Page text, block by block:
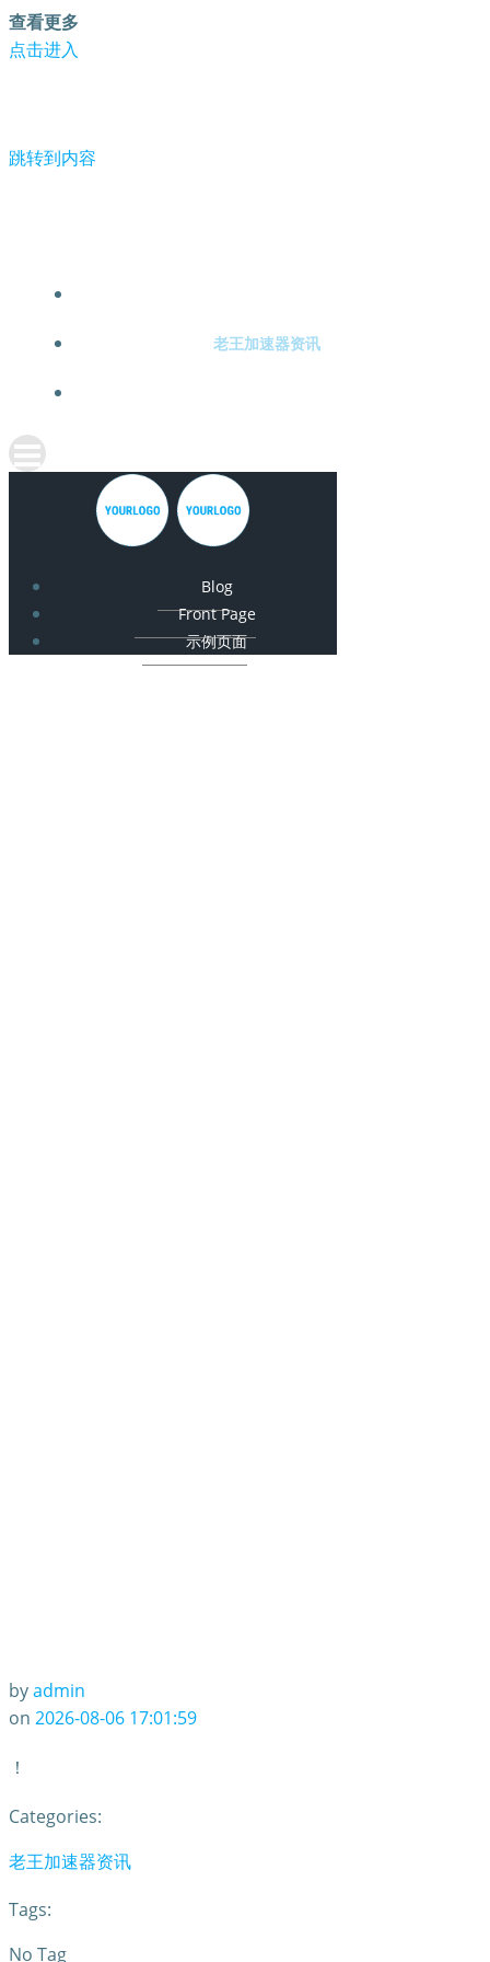
查看更多
点击进入
跳转到内容
老王加速器资讯
Blog
Front Page
示例页面
byadmin
on 2026-08-06 17:01:59
！
Categories:
老王加速器资讯
Tags:
No Tag